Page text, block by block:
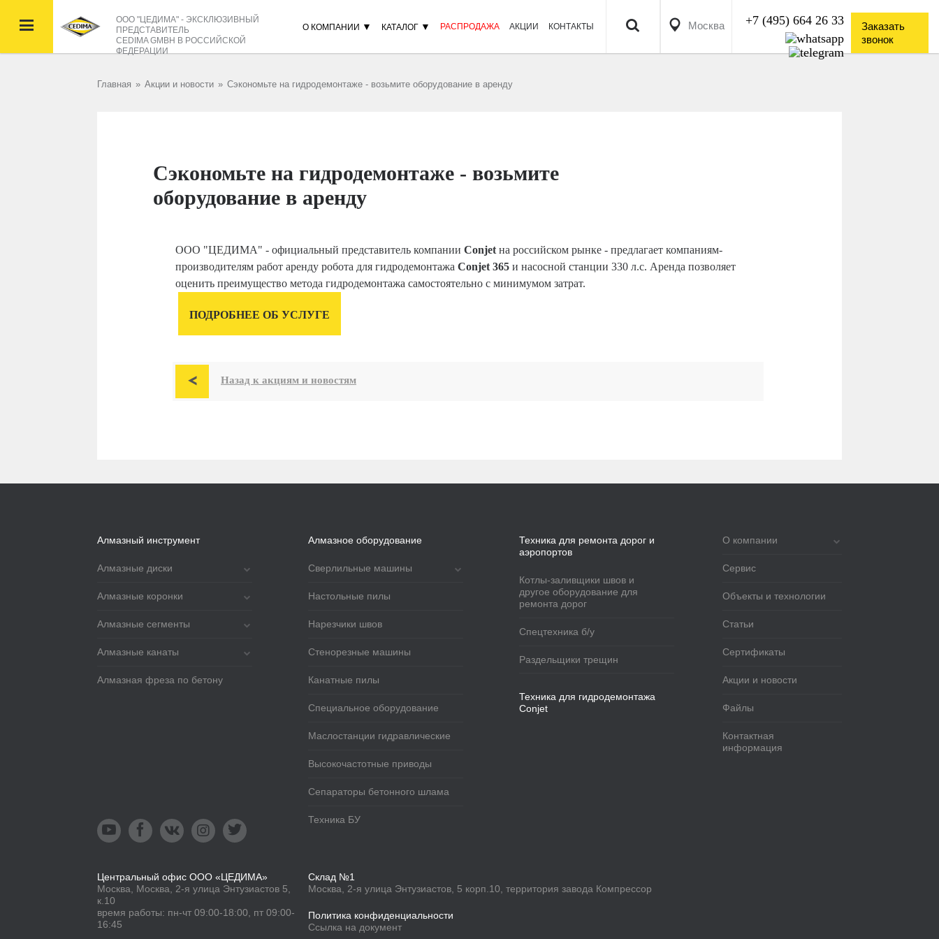

ООО "ЦЕДИМА" - ЭКСКЛЮЗИВНЫЙ
ПРЕДСТАВИТЕЛЬ
CEDIMA GMBH В РОССИЙСКОЙ
ФЕДЕРАЦИИ
О КОМПАНИИ ▼ КАТАЛОГ ▼ РАСПРОДАЖА АКЦИИ КОНТАКТЫ
Заказать
звонок
+7 (495) 664 26 33
 Москва

Главная » Акции и новости » Сэкономьте на гидродемонтаже - возьмите оборудование в аренду
Сэкономьте на гидродемонтаже - возьмите
оборудование в аренду
ООО "ЦЕДИМА" - официальный представитель компании Conjet на российском рынке - предлагает компаниям-
производителям работ аренду робота для гидродемонтажа Conjet 365 и насосной станции 330 л.с. Аренда позволяет
оценить преимущество метода гидродемонтажа самостоятельно с минимумом затрат.
ПОДРОБНЕЕ ОБ УСЛУГЕ
 Назад к акциям и новостям
Алмазный инструмент
Алмазные диски
Алмазные коронки
Алмазные сегменты
Алмазные канаты
Алмазная фреза по бетону
Алмазное оборудование
Сверлильные машины
Настольные пилы
Нарезчики швов
Стенорезные машины
Канатные пилы
Специальное оборудование
Маслостанции гидравлические
Высокочастотные приводы
Сепараторы бетонного шлама
Техника БУ
Техника для ремонта дорог и
аэропортов
Котлы-заливщики швов и
другое оборудование для
ремонта дорог
Спецтехника б/у
Раздельщики трещин
Техника для гидродемонтажа
Conjet
О компании
Сервис
Объекты и технологии
Статьи
Сертификаты
Акции и новости
Файлы
Контактная
информация
    
Центральный офис ООО «ЦЕДИМА»
Москва, Москва, 2-я улица Энтузиастов 5,
к.10
время работы: пн-чт 09:00-18:00, пт 09:00-
16:45
Склад №1
Москва, 2-я улица Энтузиастов, 5 корп.10, территория завода Компрессор
Политика конфиденциальности
Ссылка на документ